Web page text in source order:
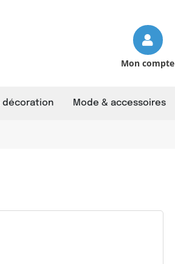
Mon compte
décoration Mode & accessoires